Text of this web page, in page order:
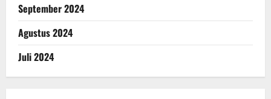
September 2024
Agustus 2024
Juli 2024